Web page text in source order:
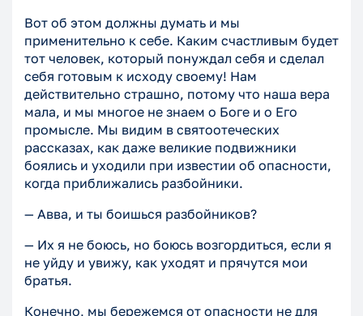
Вот об этом должны думать и мы
применительно к себе. Каким счастливым будет
тот человек, который понуждал себя и сделал
себя готовым к исходу своему! Нам
действительно страшно, потому что наша вера
мала, и мы многое не знаем о Боге и о Его
промысле. Мы видим в святоотеческих
рассказах, как даже великие подвижники
боялись и уходили при известии об опасности,
когда приближались разбойники.
— Авва, и ты боишься разбойников?
— Их я не боюсь, но боюсь возгордиться, если я
не уйду и увижу, как уходят и прячутся мои
братья.
Конечно, мы бережемся от опасности не для